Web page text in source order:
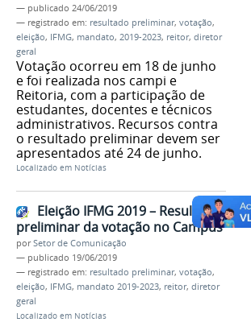
— publicado 24/06/2019
— registrado em: resultado preliminar, votação,
eleição, IFMG, mandato, 2019-2023, reitor, diretor
geral
Votação ocorreu em 18 de junho
e foi realizada nos campi e
Reitoria, com a participação de
estudantes, docentes e técnicos
administrativos. Recursos contra
o resultado preliminar devem ser
apresentados até 24 de junho.
Localizado em Notícias
Eleição IFMG 2019 – Resultado
preliminar da votação no Campus
porSetor de Comunicação
— publicado 19/06/2019
— registrado em: resultado preliminar, votação,
eleição, IFMG, mandato 2019-2023, reitor, diretor
geral
Localizado em Notícias